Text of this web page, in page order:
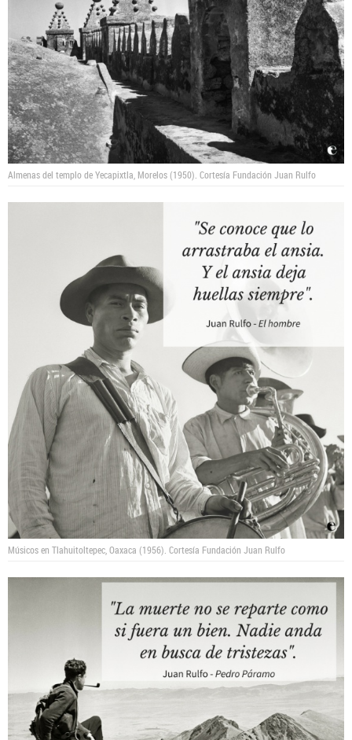
Almenas del templo de Yecapixtla, Morelos (1950). Cortesía Fundación Juan Rulfo
Músicos en Tlahuitoltepec, Oaxaca (1956). Cortesía Fundación Juan Rulfo